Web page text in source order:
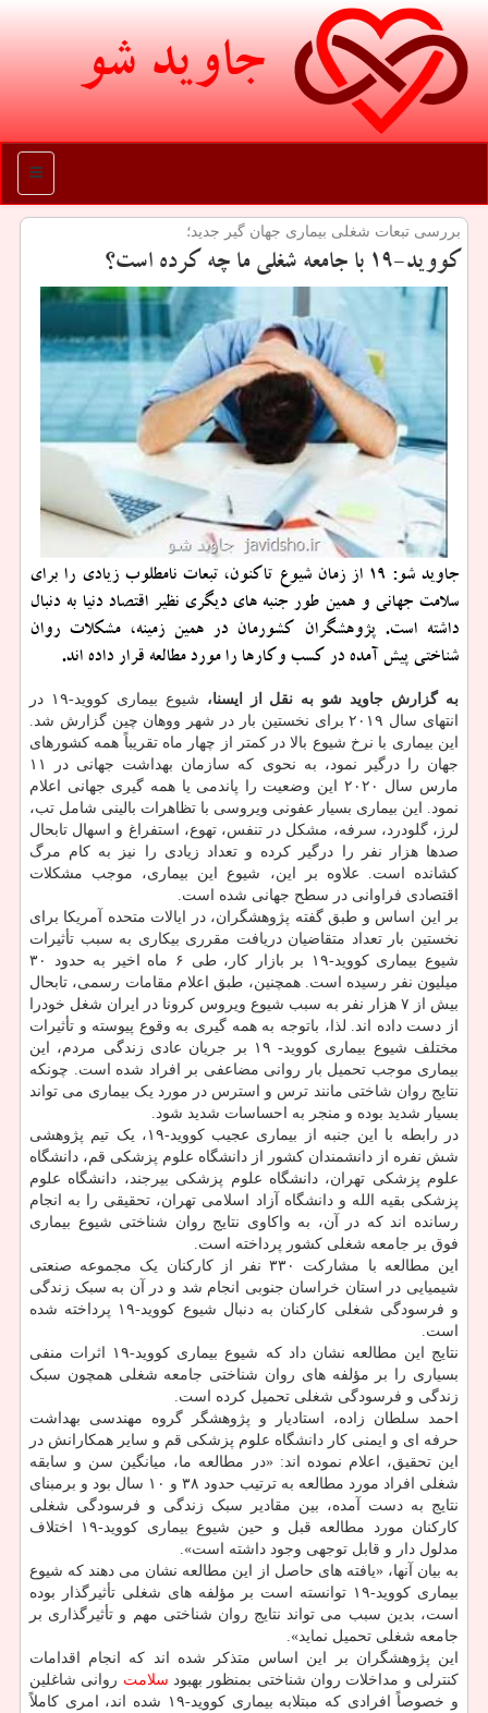
جاوید شو
منو
بررسی تبعات شغلی بیماری جهان گیر جدید؛
كووید-19 با جامعه شغلی ما چه كرده است؟
جاوید شو: 19 از زمان شیوع تاكنون، تبعات نامطلوب زیادی را برای
سلامت جهانی و همین طور جنبه های دیگری نظیر اقتصاد دنیا به دنبال
داشته است. پژوهشگران كشورمان در همین زمینه، مشكلات روان
شناختی پیش آمده در كسب وكارها را مورد مطالعه قرار داده اند.
به گزارش جاوید شو به نقل از ایسنا،
شیوع بیماری کووید-۱۹ در
انتهای سال ۲۰۱۹ برای نخستین بار در شهر ووهان چین گزارش شد.
این بیماری با نرخ شیوع بالا در کمتر از چهار ماه تقریباً همه کشورهای
جهان را درگیر نمود، به نحوی که سازمان بهداشت جهانی در ۱۱
مارس سال ۲۰۲۰ این وضعیت را پاندمی یا همه گیری جهانی اعلام
نمود. این بیماری بسیار عفونی ویروسی با تظاهرات بالینی شامل تب،
لرز، گلودرد، سرفه، مشکل در تنفس، تهوع، استفراغ و اسهال تابحال
صدها هزار نفر را درگیر کرده و تعداد زیادی را نیز به کام مرگ
کشانده است. علاوه بر این، شیوع این بیماری، موجب مشکلات
اقتصادی فراوانی در سطح جهانی شده است.
بر این اساس و طبق گفته پژوهشگران، در ایالات متحده آمریکا برای
نخستین بار تعداد متقاضیان دریافت مقرری بیکاری به سبب تأثیرات
شیوع بیماری کووید-۱۹ بر بازار کار، طی ۶ ماه اخیر به حدود ۳۰
میلیون نفر رسیده است. همچنین، طبق اعلام مقامات رسمی، تابحال
بیش از ۷ هزار نفر به سبب شیوع ویروس کرونا در ایران شغل خودرا
از دست داده اند. لذا، باتوجه به همه گیری به وقوع پیوسته و تأثیرات
مختلف شیوع بیماری کووید- ۱۹ بر جریان عادی زندگی مردم، این
بیماری موجب تحمیل بار روانی مضاعفی بر افراد شده است. چونکه
نتایج روان شاختی مانند ترس و استرس در مورد یک بیماری می تواند
بسیار شدید بوده و منجر به احساسات شدید شود.
در رابطه با این جنبه از بیماری عجیب کووید-۱۹، یک تیم پژوهشی
شش نفره از دانشمندان کشور از دانشگاه علوم پزشکی قم، دانشگاه
علوم پزشکی تهران، دانشگاه علوم پزشکی بیرجند، دانشگاه علوم
پزشکی بقیه الله و دانشگاه آزاد اسلامی تهران، تحقیقی را به انجام
رسانده اند که در آن، به واکاوی نتایج روان شناختی شیوع بیماری
فوق بر جامعه شغلی کشور پرداخته است.
این مطالعه با مشارکت ۳۳۰ نفر از کارکنان یک مجموعه صنعتی
شیمیایی در استان خراسان جنوبی انجام شد و در آن به سبک زندگی
و فرسودگی شغلی کارکنان به دنبال شیوع کووید-۱۹ پرداخته شده
است.
نتایج این مطالعه نشان داد که شیوع بیماری کووید-۱۹ اثرات منفی
بسیاری را بر مؤلفه های روان شناختی جامعه شغلی همچون سبک
زندگی و فرسودگی شغلی تحمیل کرده است.
احمد سلطان زاده، استادیار و پژوهشگر گروه مهندسی بهداشت
حرفه ای و ایمنی کار دانشگاه علوم پزشکی قم و سایر همکارانش در
این تحقیق، اعلام نموده اند: «در مطالعه ما، میانگین سن و سابقه
شغلی افراد مورد مطالعه به ترتیب حدود ۳۸ و ۱۰ سال بود و برمبنای
نتایج به دست آمده، بین مقادیر سبک زندگی و فرسودگی شغلی
کارکنان مورد مطالعه قبل و حین شیوع بیماری کووید-۱۹ اختلاف
مدلول دار و قابل توجهی وجود داشته است».
به بیان آنها، «یافته های حاصل از این مطالعه نشان می دهند که شیوع
بیماری کووید-۱۹ توانسته است بر مؤلفه های شغلی تأثیرگذار بوده
است، بدین سبب می تواند نتایج روان شناختی مهم و تأثیرگذاری بر
جامعه شغلی تحمیل نماید».
این پژوهشگران بر این اساس متذکر شده اند که انجام اقدامات
کنترلی و مداخلات روان شناختی بمنظور بهبود سلامت روانی شاغلین
و خصوصاً افرادی که مبتلابه بیماری کووید-۱۹ شده اند، امری کاملاً